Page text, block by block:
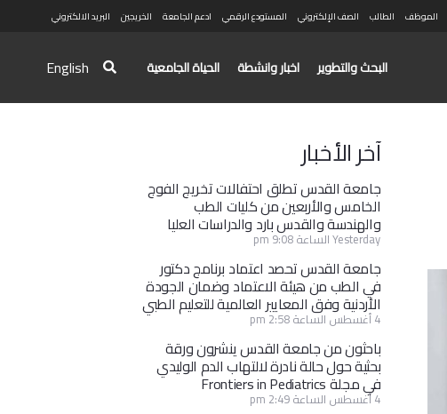
الموظف الطالب الصف الإلكتروني المستودع الرقمي ادعم الجامعة الخريجين البريد الالكتروني
البحث والتطوير اخبار وانشطة الحياة الجامعية English
آخر الأخبار
جامعة القدس تطلق احتفالات تخريج الفوج
الخامس والأربعين من كليات الطب
والهندسة والقدس بارد والدراسات العليا
Yesterday الساعة 9:08 pm
جامعة القدس تحصد اعتماد برنامج دكتور
في الطب من هيئة الاعتماد وضمان الجودة
الأردنية وفق المعايير العالمية للتعليم الطبي
4 أغسطس الساعة 2:58 pm
باحثون من جامعة القدس ينشرون ورقة
بحثية حول حالة نادرة لالتهاب الدم الوليدي
في مجلة Frontiers in Pediatrics
4 أغسطس الساعة 2:49 pm